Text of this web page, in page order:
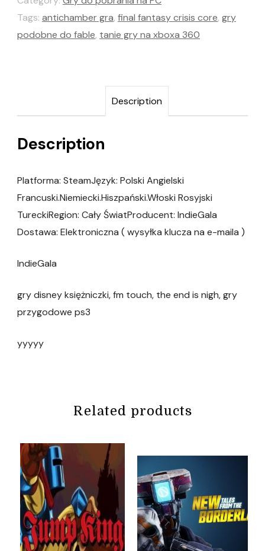
Tags: antichamber gra, final fantasy crisis core, gry
podobne do fable, tanie gry na xboxa 360
Description
Description
Platforma: SteamJęzyk: Polski Angielski
Francuski.Niemiecki.Hiszpański.Włoski Rosyjski
TureckiRegion: Cały ŚwiatProducent: IndieGala
Dostawa: Elektroniczna ( wysyłka klucza na e-maila )
IndieGala
gry disney księżniczki, fm touch, the end is nigh, gry
przygodowe ps3
yyyyy
Related products